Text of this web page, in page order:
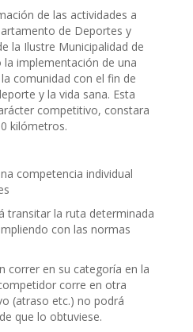
de las actividades a
de Deportes y
la Ilustre Municipalidad de
la implementación de una
comunidad con el fin de
y la vida sana. Esta
competitivo, constara
kilómetros.
competencia individual
transitar la ruta determinada
con las normas
correr en su categoría en la
corre en otra
(atraso etc.) no podrá
que lo obtuviese.